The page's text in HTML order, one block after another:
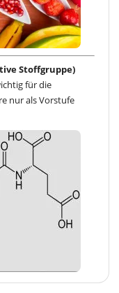
Stoffgruppe)
für die
nur als Vorstufe